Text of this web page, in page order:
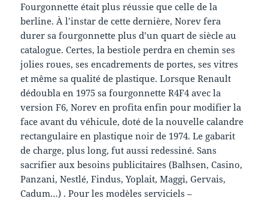
Fourgonnette était plus réussie que celle de la
berline. À l’instar de cette dernière, Norev fera
durer sa fourgonnette plus d’un quart de siècle au
catalogue. Certes, la bestiole perdra en chemin ses
jolies roues, ses encadrements de portes, ses vitres
et même sa qualité de plastique. Lorsque Renault
dédoubla en 1975 sa fourgonnette R4F4 avec la
version F6, Norev en profita enfin pour modifier la
face avant du véhicule, doté de la nouvelle calandre
rectangulaire en plastique noir de 1974. Le gabarit
de charge, plus long, fut aussi redessiné. Sans
sacrifier aux besoins publicitaires (Balhsen, Casino,
Panzani, Nestlé, Findus, Yoplait, Maggi, Gervais,
Cadum…) . Pour les modèles serviciels –